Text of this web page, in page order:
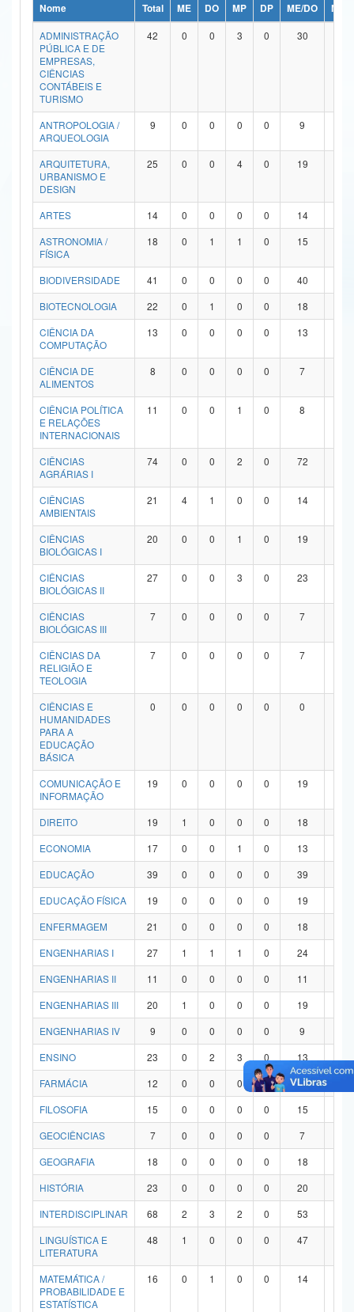
Ministério da Ciência, Tecnologia, Inovações e Comunicações
Ministério do Meio Ambiente
Ministério do Turismo
Ministério do Desenvolvimento Regional
Controladoria-Geral da União
Ministério da Mulher, da Família e dos Direitos Humanos
Secretaria de Governo
Advocacia-Geral da União
Banco Central do Brasil
Nome Total ME DO MP DP ME/DO
MP/
ADMINISTRAÇÃO
PÚBLICA E DE
EMPRESAS,
CIÊNCIAS
CONTÁBEIS E
TURISMO
42 0 0 3 0 30
ANTROPOLOGIA /
ARQUEOLOGIA
9 0 0 0 0 9
ARQUITETURA,
URBANISMO E
DESIGN
25 0 0 4 0 19
ARTES 14 0 0 0 0 14
ASTRONOMIA /
FÍSICA
18 0 1 1 0 15
BIODIVERSIDADE 41 0 0 0 0 40
BIOTECNOLOGIA
22 0 1 0 0 18
CIÊNCIA DA
COMPUTAÇÃO
13 0 0 0 0 13
CIÊNCIA DE
ALIMENTOS
8 0 0 0 0 7
CIÊNCIA POLÍTICA
E RELAÇÕES
INTERNACIONAIS
11 0 0 1 0 8
CIÊNCIAS
AGRÁRIAS I
74 0 0 2 0 72
CIÊNCIAS
AMBIENTAIS
21 4 1 0 0 14
CIÊNCIAS
BIOLÓGICAS I
20 0 0 1 0 19
CIÊNCIAS
BIOLÓGICAS II
27 0 0 3 0 23
CIÊNCIAS
BIOLÓGICAS III
7 0 0 0 0 7
CIÊNCIAS DA
RELIGIÃO E
TEOLOGIA
7 0 0 0 0 7
CIÊNCIAS E
HUMANIDADES
PARA A
EDUCAÇÃO
BÁSICA
0 0 0 0 0 0
COMUNICAÇÃO E
INFORMAÇÃO
19 0 0 0 0 19
DIREITO 19 1 0 0 0 18
ECONOMIA
17 0 0 1 0 13
EDUCAÇÃO
39 0 0 0 0 39
EDUCAÇÃO FÍSICA
19 0 0 0 0 19
ENFERMAGEM
21 0 0 0 0 18
ENGENHARIAS I
27 1 1 1 0 24
ENGENHARIAS II
11 0 0 0 0 11
ENGENHARIAS III
20 1 0 0 0 19
ENGENHARIAS IV
9 0 0 0 0 9
ENSINO
23 0 2 3 0 13
FARMÁCIA
12 0 0 0 0 12
FILOSOFIA
15 0 0 0 0 15
GEOCIÊNCIAS
7 0 0 0 0 7
GEOGRAFIA
18 0 0 0 0 18
HISTÓRIA
23 0 0 0 0 20
INTERDISCIPLINAR
68 2 3 2 0 53
LINGUÍSTICA E
LITERATURA
48 1 0 0 0 47
MATEMÁTICA /
PROBABILIDADE E
ESTATÍSTICA
16 0 1 0 0 14